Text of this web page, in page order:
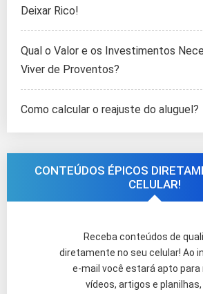
Deixar Rico!
Qual o Valor e os Investimentos
Viver de Proventos?
Como calcular o reajuste do aluguel?
CONTEÚDOS ÉPICOS
CELULAR!
Receba conteúdos de
diretamente no seu celular! Ao
e-mail você estará apto para
vídeos, artigos e